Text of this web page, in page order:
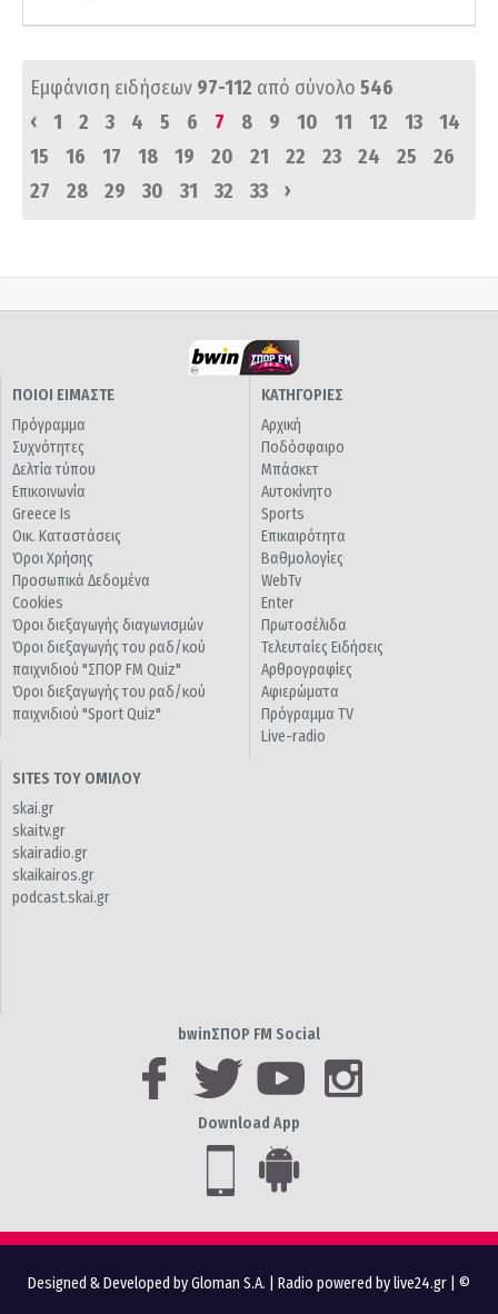
Εμφάνιση ειδήσεων 97-112 από σύνολο 546
‹
1 2 3 4 5 6 7 8 9 10 11 12 13
14
15
16 17 18 19 20 21 22 23 24 25
26
27
28 29 30 31 32 33 ›
ΠΟΙΟΙ ΕΙΜΑΣΤΕ
Πρόγραμμα
Συχνότητες
Δελτία τύπου
Επικοινωνία
Greece Is
Οικ. Καταστάσεις
Όροι Χρήσης
Προσωπικά Δεδομένα
Cookies
Όροι διεξαγωγής διαγωνισμών
Όροι διεξαγωγής του ραδ/κού
παιχνιδιού "ΣΠΟΡ FM Quiz"
Όροι διεξαγωγής του ραδ/κού
παιχνιδιού "Sport Quiz"
ΚΑΤΗΓΟΡΙΕΣ
Αρχική
Ποδόσφαιρο
Μπάσκετ
Αυτοκίνητο
Sports
Επικαιρότητα
Βαθμολογίες
WebTv
Enter
Πρωτοσέλιδα
Τελευταίες Ειδήσεις
Αρθρογραφίες
Αφιερώματα
Πρόγραμμα TV
Live-radio
SITES ΤΟΥ ΟΜΙΛΟΥ
skai.gr
skaitv.gr
skairadio.gr
skaikairos.gr
podcast.skai.gr
bwinΣΠΟΡ FM Social
Download App
Designed & Developed by Gloman S.A. Radio powered by live24.gr | ©